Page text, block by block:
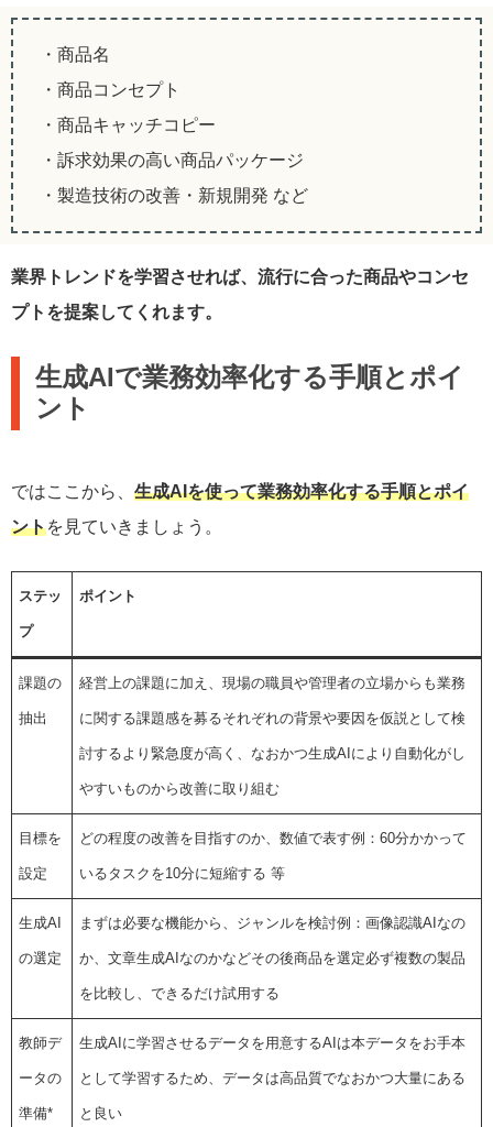
・商品名
・商品コンセプト
・商品キャッチコピー
・訴求効果の高い商品パッケージ
・製造技術の改善・新規開発 など
業界トレンドを学習させれば、流行に合った商品やコンセ
プトを提案してくれます。
生成AIで業務効率化する手順とポイ
ント
ではここから、 生成AIを使って業務効率化する手順とポイ
ントを見ていきましょう。
ステッ
プ
ポイント
課題の
抽出
経営上の課題に加え、現場の職員や管理者の立場からも業務
に関する課題感を募るそれぞれの背景や要因を仮説として検
討するより緊急度が高く、なおかつ生成AIにより自動化がし
やすいものから改善に取り組む
目標を
設定
どの程度の改善を目指すのか、数値で表す例：60分かかって
いるタスクを10分に短縮する 等
生成AI
の選定
まずは必要な機能から、ジャンルを検討例：画像認識AIなの
か、文章生成AIなのかなどその後商品を選定必ず複数の製品
を比較し、できるだけ試用する
教師デ
ータの
準備*
生成AIに学習させるデータを用意するAIは本データをお手本
として学習するため、データは高品質でなおかつ大量にある
と良い